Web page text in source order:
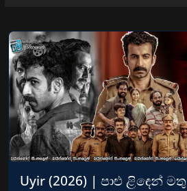
Uyir (2026) | පාළු ළිඳෙන්